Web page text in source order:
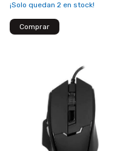
¡Solo quedan 2 en stock!